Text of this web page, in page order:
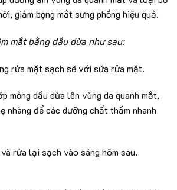
giảm bọng mắt sưng phồng hiệu quả.
mắt bằng dầu dừa như sau:
rửa mặt sạch sẽ với sữa rửa mặt.
mỏng dầu dừa lên vùng da quanh mắt,
nhàng để các dưỡng chất thấm nhanh
rửa lại sạch vào sáng hôm sau.